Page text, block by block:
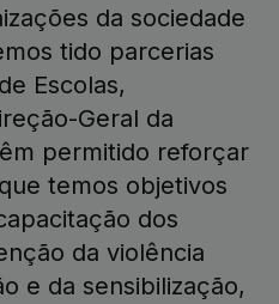
da sociedade
tido parcerias
Escolas,
Geral da
permitido reforçar
temos objetivos
dos
da violência
e da sensibilização,